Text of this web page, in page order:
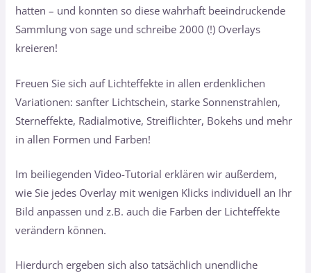
hatten – und konnten so diese wahrhaft beeindruckende
Sammlung von sage und schreibe 2000 (!) Overlays
kreieren!
Freuen Sie sich auf Lichteffekte in allen erdenklichen
Variationen: sanfter Lichtschein, starke Sonnenstrahlen,
Sterneffekte, Radialmotive, Streiflichter, Bokehs und mehr
in allen Formen und Farben!
Im beiliegenden Video-Tutorial erklären wir außerdem,
wie Sie jedes Overlay mit wenigen Klicks individuell an Ihr
Bild anpassen und z.B. auch die Farben der Lichteffekte
verändern können.
Hierdurch ergeben sich also tatsächlich unendliche